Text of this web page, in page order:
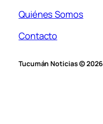
Quiénes Somos
Contacto
Tucumán Noticias © 2026